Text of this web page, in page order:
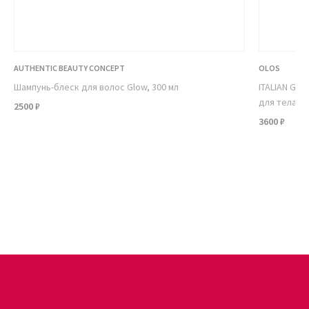
AUTHENTIC BEAUTY CONCEPT
Шампунь-блеск для волос Glow, 300 мл
2500 ₽
OLOS
ITALIAN
для тела
3600 ₽